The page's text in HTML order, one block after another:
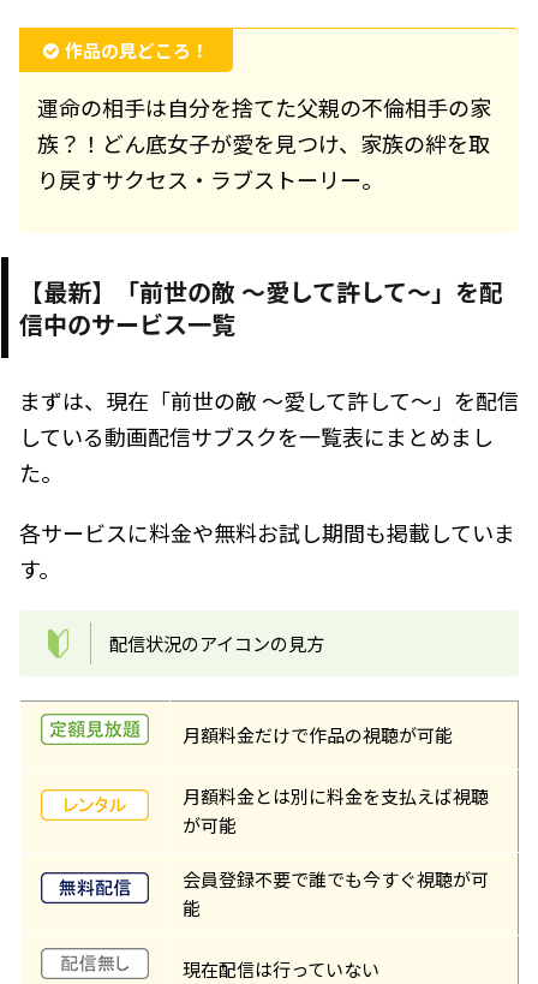
作品の見どころ！
運命の相手は自分を捨てた父親の不倫相手の家
族？！どん底女子が愛を見つけ、家族の絆を取
り戻すサクセス・ラブストーリー。
【最新】「前世の敵 ～愛して許して～」を配
信中のサービス一覧
まずは、現在「前世の敵 ～愛して許して～」を配信
している動画配信サブスクを一覧表にまとめまし
た。
各サービスに料金や無料お試し期間も掲載していま
す。
配信状況のアイコンの見方
月額料金だけで作品の視聴が可能
月額料金とは別に料金を支払えば視聴
が可能
会員登録不要で誰でも今すぐ視聴が可
能
現在配信は行っていない